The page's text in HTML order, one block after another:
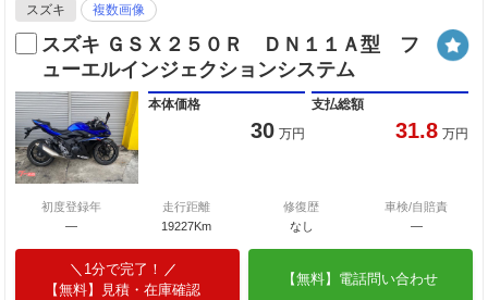
スズキ 複数画像
スズキ ＧＳＸ２５０Ｒ ＤＮ１１Ａ型 フ
ューエルインジェクションシステム
本体価格
30 万円
支払総額
31.8 万円
初度登録年
―
走行距離
19227Km
修復歴
なし
車検/自賠責
―
1分で完了！
【無料】見積・在庫確認
【無料】電話問い合わせ